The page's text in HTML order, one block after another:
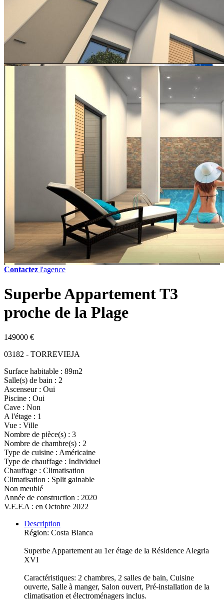
Contactez l'agence
Superbe Appartement T3
proche de la Plage
149000 €
03182 - TORREVIEJA
Surface habitable : 89m2
Salle(s) de bain : 2
Ascenseur : Oui
Piscine : Oui
Cave : Non
A l'étage : 1
Vue : Ville
Nombre de pièce(s) : 3
Nombre de chambre(s) : 2
Type de cuisine : Américaine
Type de chauffage : Individuel
Chauffage : Climatisation
Climatisation : Split gainable
Non meublé
Année de construction : 2020
V.E.F.A : en Octobre 2022
Description
Région: Costa Blanca
Superbe Appartement au 1er étage de la Résidence Alegria
XVI
Caractéristiques: 2 chambres, 2 salles de bain, Cuisine
ouverte, Salle à manger, Salon ouvert, Pré-installation de la
climatisation et électroménagers inclus.